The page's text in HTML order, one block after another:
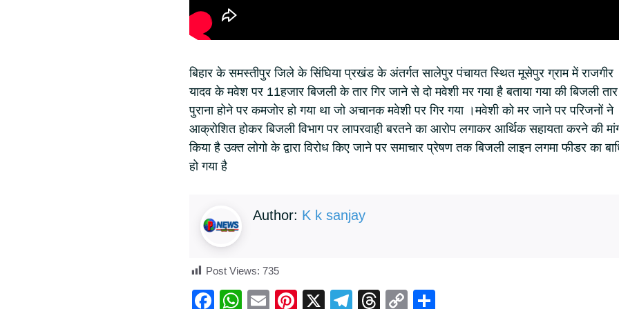
बिहार के समस्तीपुर जिले के सिंघिया प्रखंड के अंतर्गत सालेपुर पंचायत स्थित मूसेपुर ग्राम में राजगीर
यादव के मवेश पर 11हजार बिजली के तार गिर जाने से दो मवेशी मर गया है बताया गया की बिजली तार
पुराना होने पर कमजोर हो गया था जो अचानक मवेशी पर गिर गया ।मवेशी को मर जाने पर परिजनों ने
आक्रोशित होकर बिजली विभाग पर लापरवाही बरतने का आरोप लगाकर आर्थिक सहायता करने की
किया है उक्त लोगो के द्वारा विरोध किए जाने पर समाचार प्रेषण तक बिजली लाइन लगमा फीडर का
हो गया है
Author: K k sanjay
Post Views: 735
F
W
E
Pi
X
T
T
C